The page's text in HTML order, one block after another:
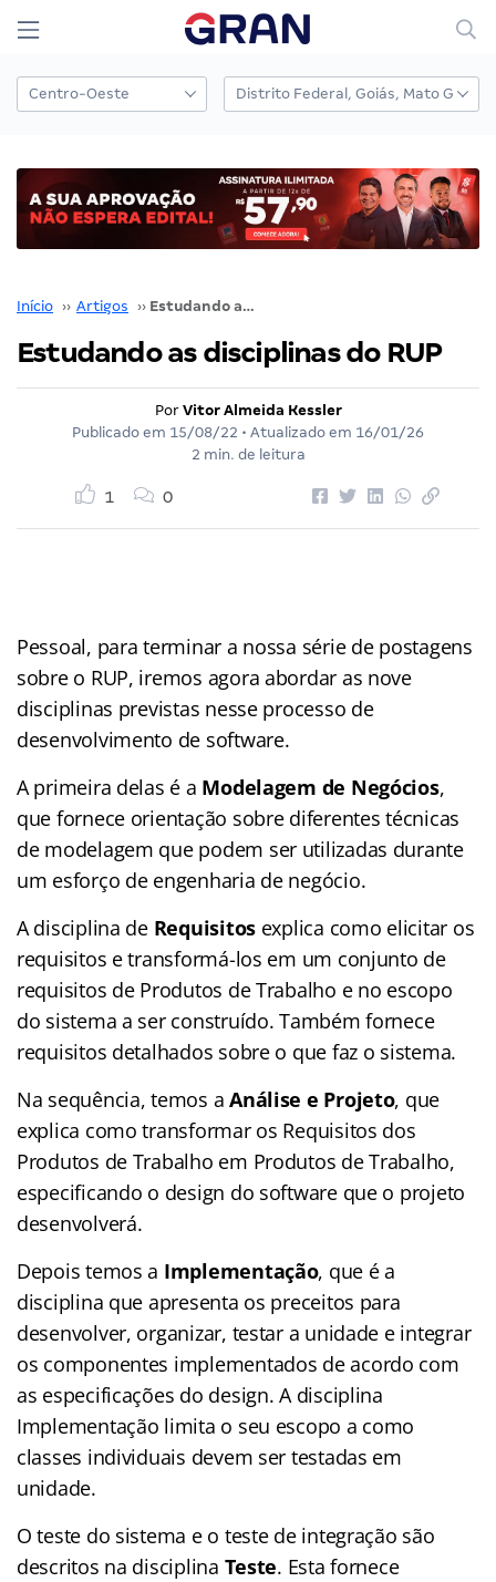
Início ›› Artigos ›› Estudando as disciplinas do RUP
Estudando as disciplinas do RUP
Por Vitor Almeida Kessler
Publicado em 15/08/22 • Atualizado em 16/01/26
2 min. de leitura
1 0
Pessoal, para terminar a nossa série de postagens
sobre o RUP, iremos agora abordar as nove
disciplinas previstas nesse processo de
desenvolvimento de software.
A primeira delas é a Modelagem de Negócios,
que fornece orientação sobre diferentes técnicas
de modelagem que podem ser utilizadas durante
um esforço de engenharia de negócio.
A disciplina de Requisitos explica como elicitar os
requisitos e transformá-los em um conjunto de
requisitos de Produtos de Trabalho e no escopo
do sistema a ser construído. Também fornece
requisitos detalhados sobre o que faz o sistema.
Na sequência, temos aAnálise e Projeto, que
explica como transformar os Requisitos dos
Produtos de Trabalho em Produtos de Trabalho,
especificando o design do software que o projeto
desenvolverá.
Depois temos a Implementação, que é a
disciplina que apresenta os preceitos para
desenvolver, organizar, testar a unidade e integrar
os componentes implementados de acordo com
as especificações do design. A disciplina
Implementação limita o seu escopo a como
classes individuais devem ser testadas em
unidade.
O teste do sistema e o teste de integração são
descritos na disciplina Teste. Esta fornece